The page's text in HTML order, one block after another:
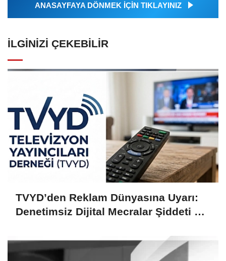
ANASAYFAYA DÖNMEK İÇİN TIKLAYINIZ
İLGINIZI ÇEKEBILIR
TVYD’den Reklam Dünyasına Uyarı:
Denetimsiz Dijital Mecralar Şiddeti ve